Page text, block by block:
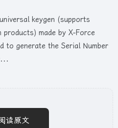
keygen (supports
made by X-Force
to generate the Serial Number
读原文